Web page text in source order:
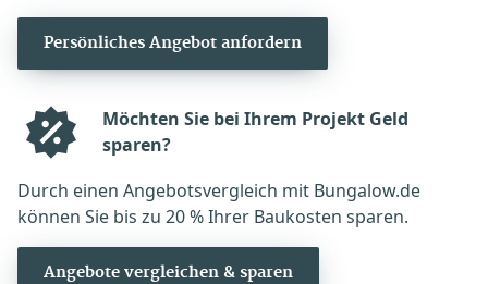
Persönliches Angebot anfordern
Möchten Sie bei Ihrem Projekt Geld
sparen?
Durch einen Angebotsvergleich mit Bungalow.de
können Sie bis zu 20 % Ihrer Baukosten sparen.
Angebote vergleichen & sparen